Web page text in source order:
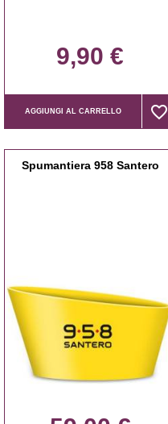
9,90 €
AGGIUNGI AL CARRELLO favorite_border
favorite_border
Spumantiera 958 Santero